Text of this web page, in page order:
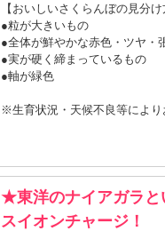
【おいしいさくらんぼの見分け
●粒が大きいもの
●全体が鮮やかな赤色・ツヤ・
●実が硬く締まっているもの
●軸が緑色
※生育状況・天候不良等により
★東洋のナイアガラと
スイオンチャージ！